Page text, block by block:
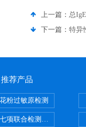
上一篇： 总
下一篇： 特异
推荐产品
粉过敏原检测
项联合检测试剂盒